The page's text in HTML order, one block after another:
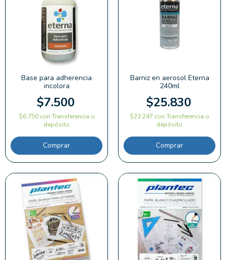
Base para adherencia
incolora
$7.500
$6.750 con Transferencia o
depósito
Comprar
Barniz en aerosol Eterna
240ml
$25.830
$23.247 con Transferencia o
depósito
Comprar